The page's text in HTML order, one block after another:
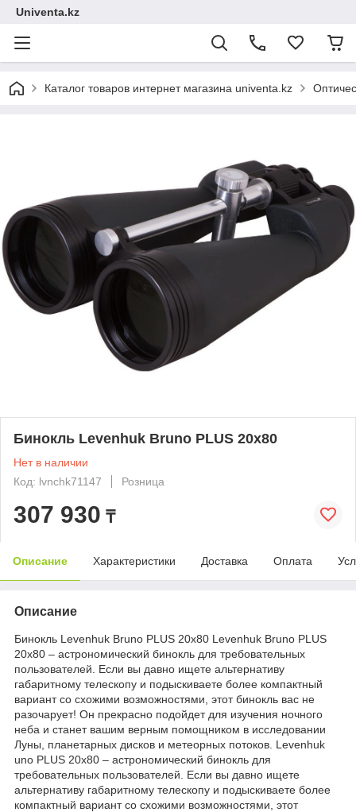
Univenta.kz
Каталог товаров интернет магазина univenta.kz
Бинокль Levenhuk Bruno PLUS 20x80
Нет в наличии
Код: lvnchk71147
Розница
307 930 ₸
Описание Характеристики Доставка Оплата
Описание
Бинокль Levenhuk Bruno PLUS 20x80 Levenhuk Bruno PLUS
20x80 – астрономический бинокль для требовательных
пользователей. Если вы давно ищете альтернативу
габаритному телескопу и подыскиваете более компактный
вариант со схожими возможностями, этот бинокль вас не
разочарует! Он прекрасно подойдет для изучения ночного
неба и станет вашим верным помощником в исследовании
Луны, планетарных дисков и метеорных потоков. Levenhuk
uno PLUS 20x80 – астрономический бинокль для
требовательных пользователей. Если вы давно ищете
альтернативу габаритному телескопу и подыскиваете более
компактный вариант со схожими возможностями, этот